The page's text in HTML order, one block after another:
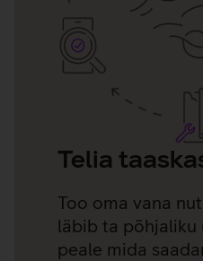
Telia
Too oma vana
läbib ta põhjaliku
peale mida